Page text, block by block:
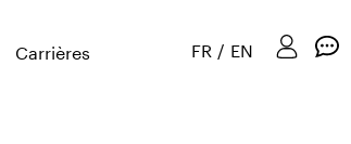
Carrières FR / EN